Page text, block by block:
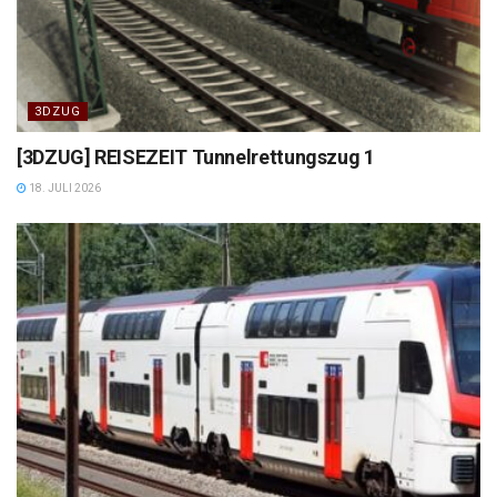
3DZUG
[3DZUG] REISEZEIT Tunnelrettungszug 1
18. JULI 2026